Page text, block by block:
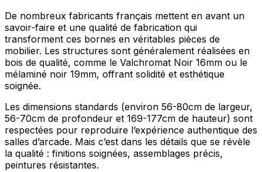
De nombreux fabricants français mettent en avant un
savoir-faire et une qualité de fabrication qui
transforment ces bornes en véritables pièces de
mobilier. Les structures sont généralement réalisées en
bois de qualité, comme le Valchromat Noir 16mm ou le
mélaminé noir 19mm, offrant solidité et esthétique
soignée.
Les dimensions standards (environ 56-80cm de largeur,
56-70cm de profondeur et 169-177cm de hauteur) sont
respectées pour reproduire l’expérience authentique des
salles d’arcade. Mais c’est dans les détails que se révèle
la qualité : finitions soignées, assemblages précis,
peintures résistantes.